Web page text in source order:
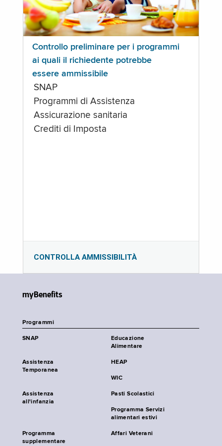
Controllo preliminare per i programmi
ai quali il richiedente potrebbe
essere ammissibile
SNAP
Programmi di Assistenza
Assicurazione sanitaria
Crediti di Imposta
CONTROLLA AMMISSIBILITÀ
myBenefits
Programmi
SNAP
Educazione
Alimentare
Assistenza
Temporanea
HEAP
WIC
Assistenza
all'infanzia
Pasti Scolastici
Programma Servizi
alimentari estivi
Programma
supplementare
Affari Veterani